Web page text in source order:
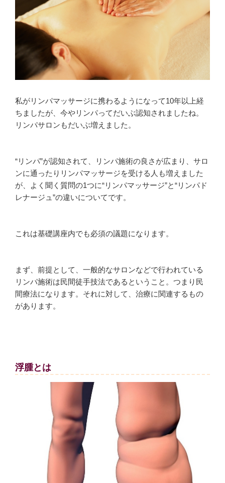
私がリンパマッサージに携わるようになって10年以上経
ちましたが、今やリンパってだいぶ認知されましたね。
リンパサロンもだいぶ増えました。
“リンパ”が認知されて、リンパ施術の良さが広まり、サロ
ンに通ったりリンパマッサージを受ける人も増えました
が、よく聞く質問の1つに“リンパマッサージ”と“リンパド
レナージュ”の違いについてです。
これは基礎講座内でも必須の議題になります。
まず、前提として、一般的なサロンなどで行われている
リンパ施術は民間徒手技法であるということ。つまり民
間療法になります。それに対して、治療に関連するもの
があります。
浮腫とは